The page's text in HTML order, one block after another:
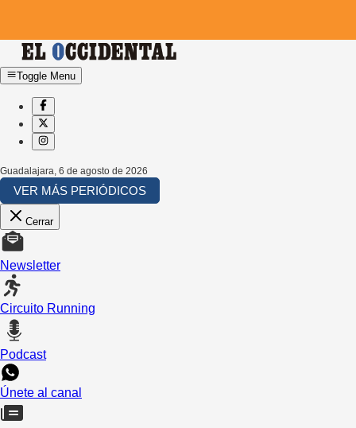
Toggle Menu
Guadalajara, 6 de agosto de 2026
VER MÁS PERIÓDICOS
Cerrar
Newsletter
Circuito Running
Podcast
Únete al canal